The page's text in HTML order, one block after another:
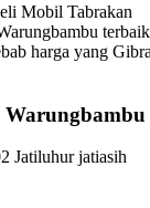
Mobil Tabrakan
terbaik
harga yang
Jatiluhur jatiasih